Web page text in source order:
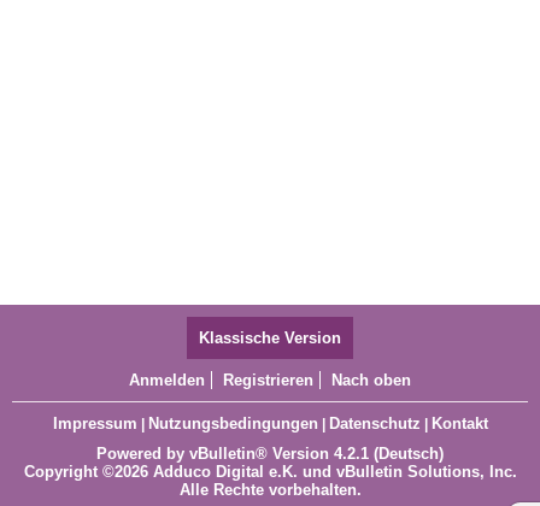
Klassische Version
Anmelden Registrieren Nach oben
Impressum Nutzungsbedingungen Datenschutz
Kontakt
Powered by vBulletin® Version 4.2.1 (Deutsch)
Copyright ©2026 Adduco Digital e.K. und vBulletin Solutions, Inc.
Alle Rechte vorbehalten.